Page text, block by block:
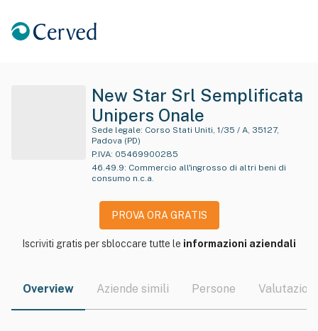
New Star Srl Semplificata
Unipers Onale
Sede legale:
Padova (PD)
P.IVA: 05469900285
46.49.9: Commercio all'ingrosso di altri beni di
consumo n.c.a.
PROVA ORA GRATIS
Iscriviti gratis per sbloccare tutte le informazioni aziendali
Overview Aziende simili Persone Valutazioni